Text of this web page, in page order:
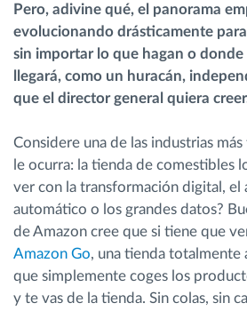
¿Cómo podemos ayudar en el
actividad de su flota?
Calculadora de ahorro
Pero, adivine qué, el panorama
evolucionando drásticamente
sin importar lo que hagan o donde
llegará, como un huracán,
que el director general quiera
Considere una de las industrias
le ocurra: la tienda de comestibles
ver con la transformación digital, el
automático o los grandes datos?
de Amazon cree que si tiene que
Amazon Go, una tienda totalmente
que simplemente coges los
y te vas de la tienda. Sin colas, sin